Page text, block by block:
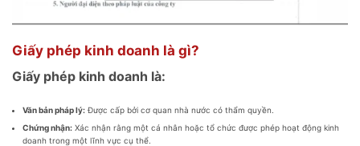
Giấy phép kinh doanh là gì?
Giấy phép kinh doanh là:
Văn bản pháp lý:Được cấp bởi cơ quan nhà nước có thẩm quyền.
Chứng nhận: Xác nhận rằng một cá nhân hoặc tổ chức được phép hoạt động kinh
doanh trong một lĩnh vực cụ thể.